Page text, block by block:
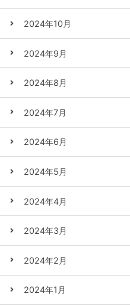
2024年10月
2024年9月
2024年8月
2024年7月
2024年6月
2024年5月
2024年4月
2024年3月
2024年2月
2024年1月